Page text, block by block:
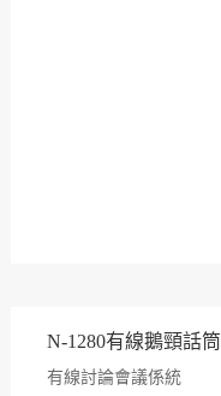
N-1280有線鵝頸話筒
有線討論會議係統